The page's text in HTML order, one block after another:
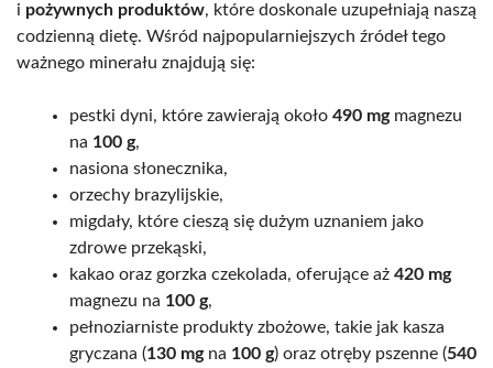
i pożywnych produktów, które doskonale uzupełniają naszą
codzienną dietę. Wśród najpopularniejszych źródeł tego
ważnego minerału znajdują się:
pestki dyni, które zawierają około 490 mgmagnezu
na 100 g,
nasiona słonecznika,
orzechy brazylijskie,
migdały, które cieszą się dużym uznaniem jako
zdrowe przekąski,
kakao oraz gorzka czekolada, oferujące aż 420 mg
magnezu na 100 g,
pełnoziarniste produkty zbożowe, takie jak kasza
gryczana (130 mgna 100 g) oraz otręby pszenne (540